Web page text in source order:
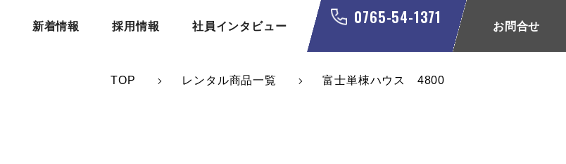
新着情報 採用情報 社員インタビュー 0765-54-1371 お問合せ
TOP レンタル商品一覧 富士単棟ハウス 4800